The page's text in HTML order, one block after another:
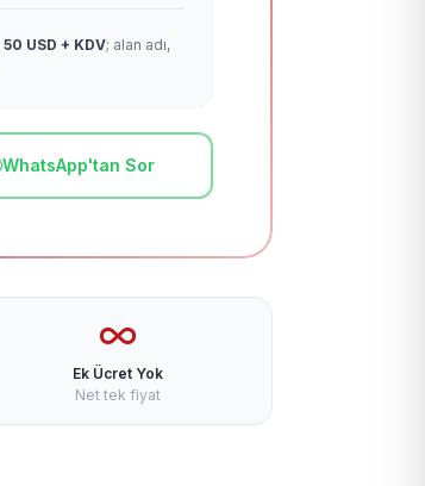
50 USD + KDV; alan adı,
WhatsApp'tan Sor
Ek Ücret Yok
Net tek fiyat